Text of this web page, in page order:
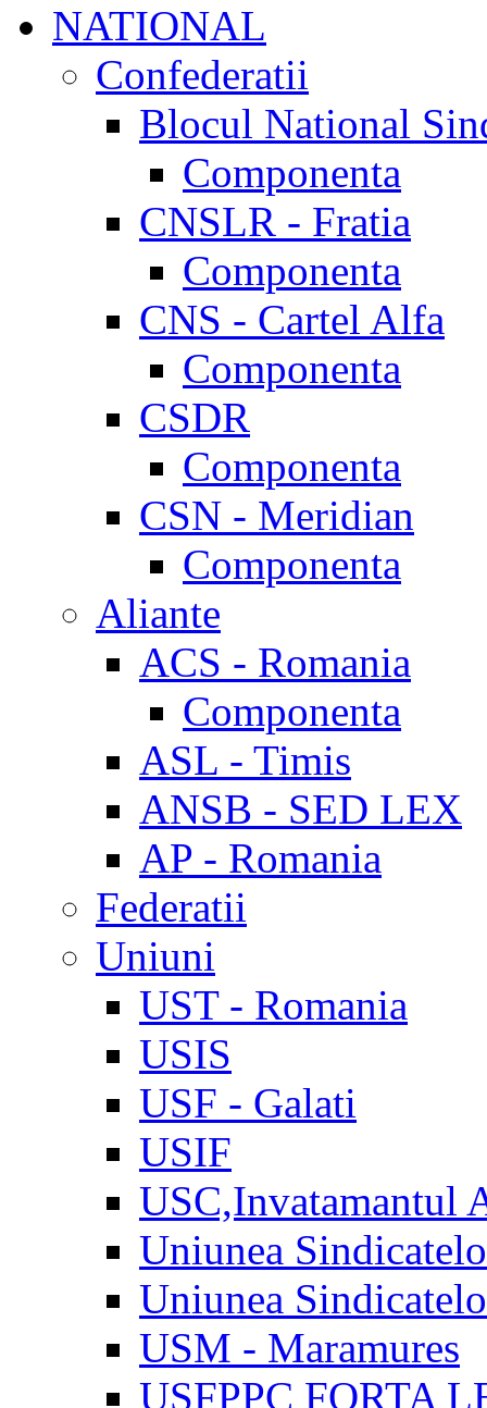
NATIONAL
Confederatii
Blocul National
Componenta
CNSLR - Fratia
Componenta
CNS - Cartel Alfa
Componenta
CSDR
Componenta
CSN - Meridian
Componenta
Aliante
ACS - Romania
Componenta
ASL - Timis
ANSB - SED LEX
AP - Romania
Federatii
Uniuni
UST - Romania
USIS
USF - Galati
USIF
USC,Invatamantul
Uniunea
Uniunea
USM - Maramures
USFPPC FORTA